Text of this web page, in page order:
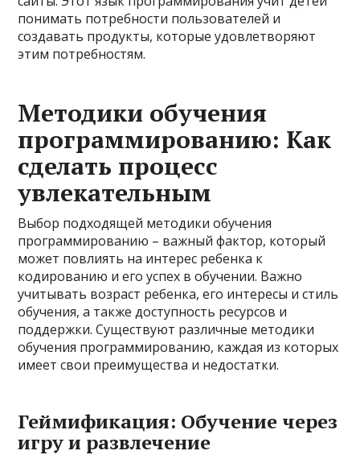
понимать потребности пользователей и
создавать продукты, которые удовлетворяют
этим потребностям.
Методики обучения
программированию: Как
сделать процесс
увлекательным
Выбор подходящей методики обучения
программированию – важный фактор, который
может повлиять на интерес ребенка к
кодированию и его успех в обучении. Важно
учитывать возраст ребенка, его интересы и стиль
обучения, а также доступность ресурсов и
поддержки. Существуют различные методики
обучения программированию, каждая из которых
имеет свои преимущества и недостатки.
Геймификация: Обучение через
игру и развлечение